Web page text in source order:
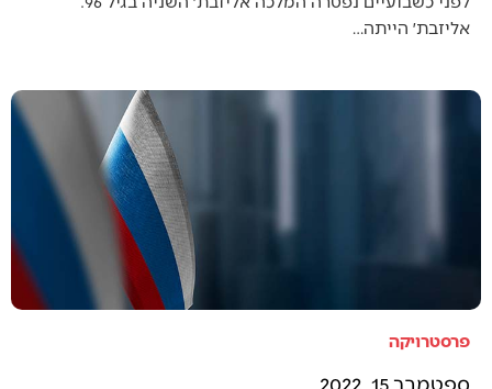
אליזבת׳ הייתה…
פרסטרויקה
ספטמבר 15, 2022